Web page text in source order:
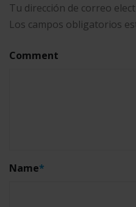
Tu dirección de correo
Los campos obligatorios
Comment
Name*